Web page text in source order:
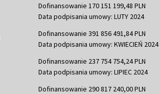
Dofinansowanie 170 151 199,48 PLN
Data podpisania umowy: LUTY 2024
Dofinansowanie 391 856 491,84 PLN
Data podpisania umowy: KWIECIEŃ 2024
Dofinansowanie 237 754 754,24 PLN
Data podpisania umowy: LIPIEC 2024
Dofinansowanie 290 817 240,00 PLN